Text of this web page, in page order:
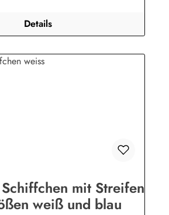
Details
mit Streifen
weiß und blau